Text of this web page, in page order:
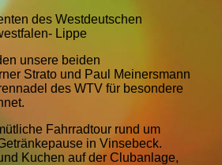
des Westdeutschen
Lippe
unsere beiden
Strato und Paul Meinersmann
des WTV für besondere
Fahrradtour rund um
in Vinsebeck.
Kuchen auf der Clubanlage,